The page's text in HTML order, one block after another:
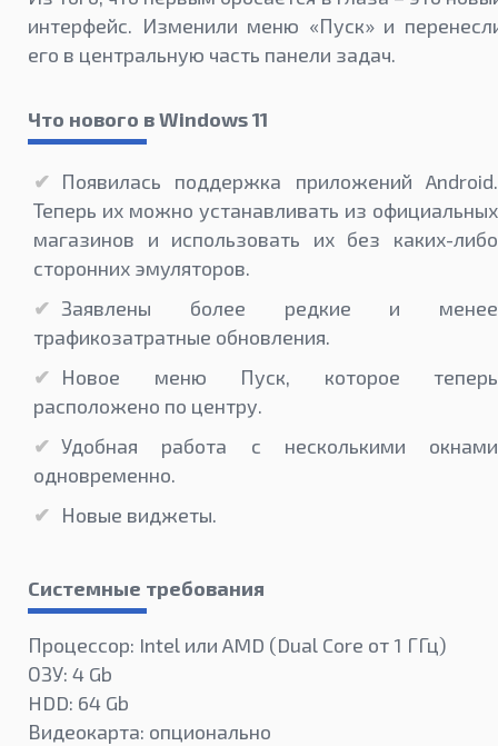
интерфейс. Изменили меню «Пуск» и
его в центральную часть панели задач.
Что нового в Windows 11
Появилась поддержка приложений Android.
Теперь их можно устанавливать из официальных
магазинов и использовать их без каких-либо
сторонних эмуляторов.
Заявлены более редкие и менее
трафикозатратные обновления.
Новое меню Пуск, которое теперь
расположено по центру.
Удобная работа с несколькими окнами
одновременно.
Новые виджеты.
Системные требования
Процессор: Intel или AMD (Dual Core от 1 ГГц)
ОЗУ: 4 Gb
HDD: 64 Gb
Видеокарта: опционально